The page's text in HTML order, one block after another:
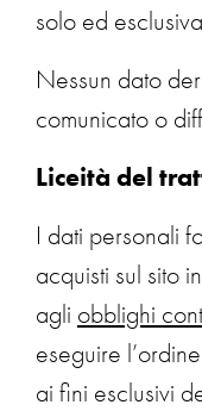
solo ed
Nessun dato
comunicato o
Liceità del
I dati personali
acquisti sul sito
agli obblighi
eseguire
ai fini esclusivi